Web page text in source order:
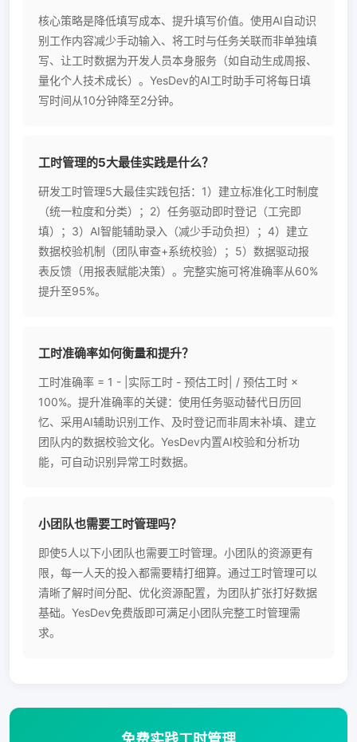
核心策略是降低填写成本、提升填写价值。使用AI自动识
别工作内容减少手动输入、将工时与任务关联而非单独填
写、让工时数据为开发人员本身服务（如自动生成周报、
量化个人技术成长）。YesDev的AI工时助手可将每日填
写时间从10分钟降至2分钟。
工时管理的5大最佳实践是什么？
研发工时管理5大最佳实践包括：1）建立标准化工时制度
（统一粒度和分类）；2）任务驱动即时登记（工完即
填）；3）AI智能辅助录入（减少手动负担）；4）建立
数据校验机制（团队审查+系统校验）；5）数据驱动报
表反馈（用报表赋能决策）。完整实施可将准确率从60%
提升至95%。
工时准确率如何衡量和提升？
工时准确率 = 1 - |实际工时 - 预估工时| / 预估工时 ×
100%。提升准确率的关键：使用任务驱动替代日历回
忆、采用AI辅助识别工作、及时登记而非周末补填、建立
团队内的数据校验文化。YesDev内置AI校验和分析功
能，可自动识别异常工时数据。
小团队也需要工时管理吗？
即使5人以下小团队也需要工时管理。小团队的资源更有
限，每一人天的投入都需要精打细算。通过工时管理可以
清晰了解时间分配、优化资源配置，为团队扩张打好数据
基础。YesDev免费版即可满足小团队完整工时管理需
求。